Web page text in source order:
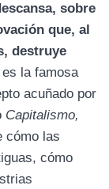
sobre
que, al
destruye
la famosa
acuñado por
Capitalismo,
cómo las
cómo